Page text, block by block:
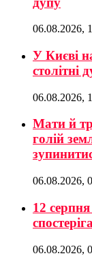
06.08.2026,
У Києві
столітні
06.08.2026,
Мати й
голій
06.08.2026,
12
06.08.2026,